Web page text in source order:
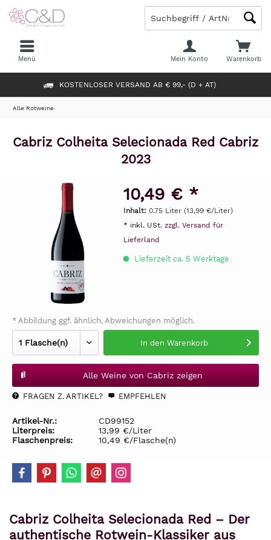
KOSTENLOSER VERSAND AB € 99,- (D + AT)
Warenkorb
Mein Konto
Menü
Alle Rotweine
Cabriz Colheita Selecionada Red Cabriz
2023
10,49 € *
Inhalt: 0.75 Liter (13,99 €/Liter)
* inkl. USt. zzgl. Versand für
Lieferland
Lieferzeit ca. 5 Werktage
* Abbildung ggf. ähnlich, Abweichungen möglich.
In den Warenkorb
Alle Weine von Cabriz zeigen
FRAGEN Z. ARTIKEL? EMPFEHLEN
Artikel-Nr.:
CD99152
Literpreis:
13,99 €/Liter
Flaschenpreis:
10,49 €/Flasche(n)
Cabriz Colheita Selecionada Red – Der
authentische Rotwein-Klassiker aus